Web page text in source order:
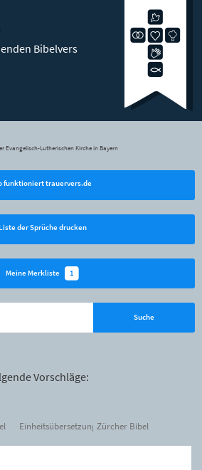
Bibelvers
Evangelisch-Lutherischen Kirche in Bayern
funktioniert trauervers.de
Liste der Sprüche drucken
Meine Merkliste 1
Vorschläge:
Einheitsübersetzung Zürcher Bibel